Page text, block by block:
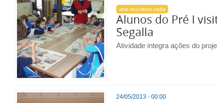
arte escultura visita
Alunos do Pré I
Segalla
Atividade integra ações do
24/05/2013 - 00:00